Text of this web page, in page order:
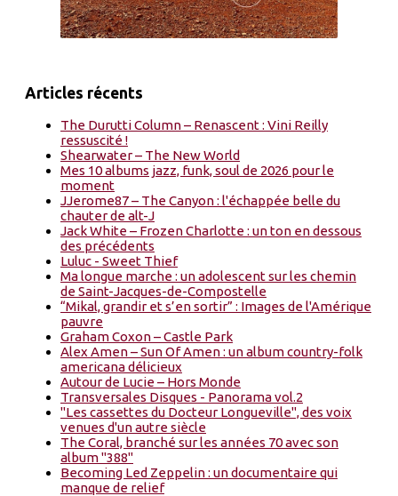
Articles récents
The Durutti Column – Renascent : Vini Reilly
ressuscité !
Shearwater – The New World
Mes 10 albums jazz, funk, soul de 2026 pour le
moment
JJerome87 – The Canyon : l'échappée belle du
chauter de alt-J
Jack White – Frozen Charlotte : un ton en dessous
des précédents
Luluc - Sweet Thief
Ma longue marche : un adolescent sur les chemin
de Saint-Jacques-de-Compostelle
“Mikal, grandir et s’en sortir” : Images de l'Amérique
pauvre
Graham Coxon – Castle Park
Alex Amen – Sun Of Amen : un album country-folk
americana délicieux
Autour de Lucie – Hors Monde
Transversales Disques - Panorama vol.2
"Les cassettes du Docteur Longueville", des voix
venues d'un autre siècle
The Coral, branché sur les années 70 avec son
album "388"
Becoming Led Zeppelin : un documentaire qui
manque de relief